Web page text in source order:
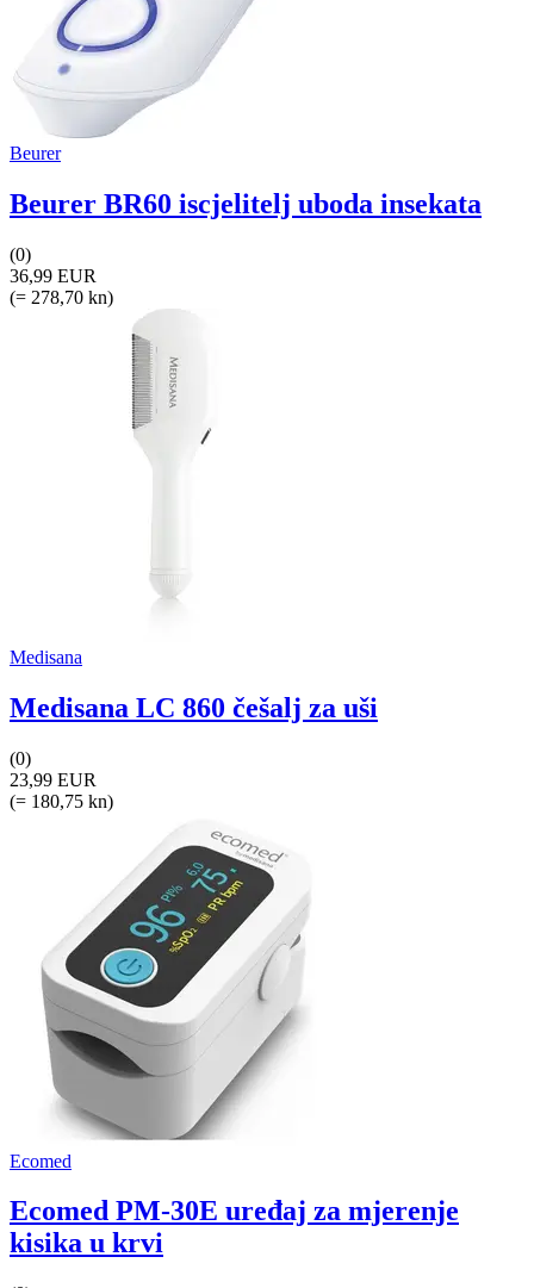
Beurer
Beurer BR60 iscjelitelj uboda insekata
(0)
36,99 EUR
(= 278,70 kn)
Medisana
Medisana LC 860 češalj za uši
(0)
23,99 EUR
(= 180,75 kn)
Ecomed
Ecomed PM-30E uređaj za mjerenje
kisika u krvi